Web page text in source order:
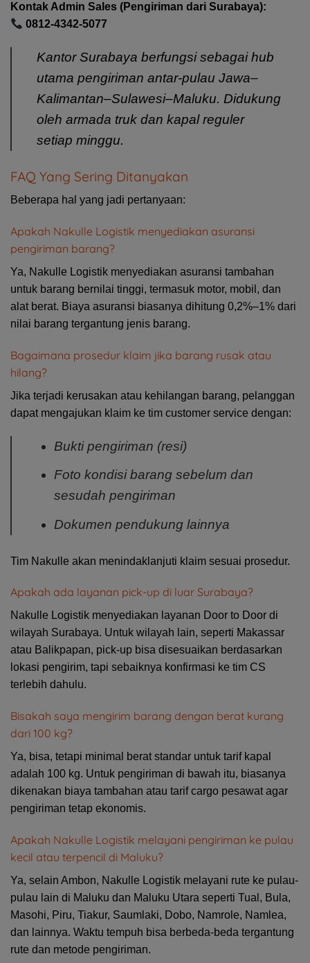
Kontak Admin Sales (Pengiriman dari Surabaya):
0812-4342-5077
Kantor Surabaya berfungsi sebagai hub
utama pengiriman antar-pulau Jawa–
Kalimantan–Sulawesi–Maluku. Didukung
oleh armada truk dan kapal reguler
setiap minggu.
FAQ Yang Sering Ditanyakan
Beberapa hal yang jadi pertanyaan:
Apakah Nakulle Logistik menyediakan asuransi
pengiriman barang?
Ya, Nakulle Logistik menyediakan asuransi tambahan
untuk barang bernilai tinggi, termasuk motor, mobil, dan
alat berat. Biaya asuransi biasanya dihitung 0,2%–1% dari
nilai barang tergantung jenis barang.
Bagaimana prosedur klaim jika barang rusak atau
hilang?
Jika terjadi kerusakan atau kehilangan barang, pelanggan
dapat mengajukan klaim ke tim customer service dengan:
Bukti pengiriman (resi)
Foto kondisi barang sebelum dan
sesudah pengiriman
Dokumen pendukung lainnya
Tim Nakulle akan menindaklanjuti klaim sesuai prosedur.
Apakah ada layanan pick-up di luar Surabaya?
Nakulle Logistik menyediakan layanan Door to Door di
wilayah Surabaya. Untuk wilayah lain, seperti Makassar
atau Balikpapan, pick-up bisa disesuaikan berdasarkan
lokasi pengirim, tapi sebaiknya konfirmasi ke tim CS
terlebih dahulu.
Bisakah saya mengirim barang dengan berat kurang
dari 100 kg?
Ya, bisa, tetapi minimal berat standar untuk tarif kapal
adalah 100 kg. Untuk pengiriman di bawah itu, biasanya
dikenakan biaya tambahan atau tarif cargo pesawat agar
pengiriman tetap ekonomis.
Apakah Nakulle Logistik melayani pengiriman ke pulau
kecil atau terpencil di Maluku?
Ya, selain Ambon, Nakulle Logistik melayani rute ke pulau-
pulau lain di Maluku dan Maluku Utara seperti Tual, Bula,
Masohi, Piru, Tiakur, Saumlaki, Dobo, Namrole, Namlea,
dan lainnya. Waktu tempuh bisa berbeda-beda tergantung
rute dan metode pengiriman.